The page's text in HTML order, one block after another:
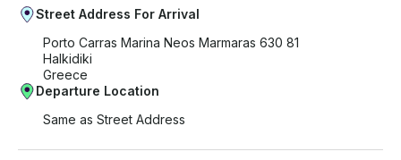
Street Address For Arrival
Porto Carras Marina Neos Marmaras 630 81
Halkidiki
Greece
Departure Location
Same as Street Address